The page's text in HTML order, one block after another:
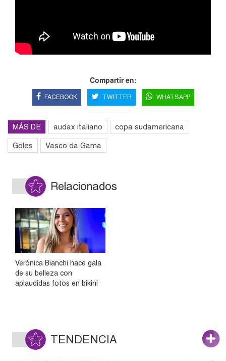
Compartir en:
FACEBOOK TWITTER WHATSAPP
MÁS DE audax italiano copa sudamericana
Goles Vasco da Gama
Relacionados
Verónica Bianchi hace gala
de su belleza con
aplaudidas fotos en bikini
TENDENCIA